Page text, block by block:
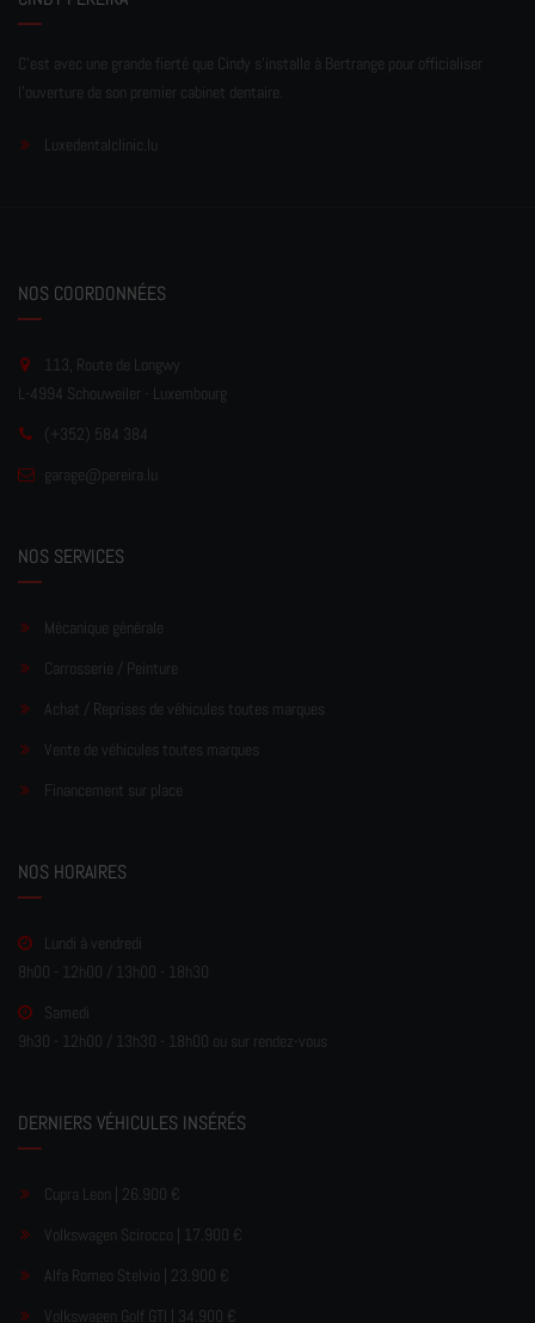
C'est avec une grande fierté que Cindy s'installe à Bertrange pour officialiser
l'ouverture de son premier cabinet dentaire.
Luxedentalclinic.lu
NOS COORDONNÉES
113, Route de Longwy
L-4994 Schouweiler - Luxembourg
(+352) 584 384
garage@pereira.lu
NOS SERVICES
Mécanique générale
Carrosserie / Peinture
Achat / Reprises de véhicules toutes marques
Vente de véhicules toutes marques
Financement sur place
NOS HORAIRES
Lundi à vendredi
8h00 - 12h00 / 13h00 - 18h30
Samedi
9h30 - 12h00 / 13h30 - 18h00 ou sur rendez-vous
DERNIERS VÉHICULES INSÉRÉS
Cupra Leon | 26.900 €
Volkswagen Scirocco | 17.900 €
Alfa Romeo Stelvio | 23.900 €
Volkswagen Golf GTI | 34.900 €